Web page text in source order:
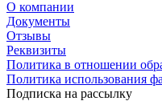
О компании
Документы
Отзывы
Реквизиты
Политика в отношении
Политика использования
Подписка на рассылку